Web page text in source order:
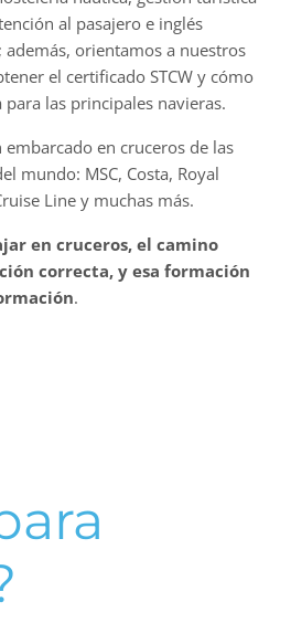
al pasajero e inglés
orientamos a nuestros
el certificado STCW y cómo
las principales navieras.
en cruceros de las
mundo: MSC, Costa, Royal
Line y muchas más.
en cruceros, el camino
correcta, y esa formación
.